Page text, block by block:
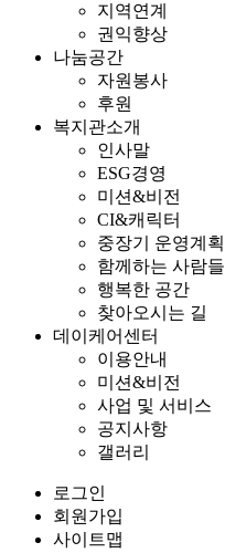
지역연계
권익향상
나눔공간
자원봉사
후원
복지관소개
인사말
ESG경영
미션&비전
CI&캐릭터
중장기 운영계획
함께하는 사람들
행복한 공간
찾아오시는 길
데이케어센터
이용안내
미션&비전
사업 및 서비스
공지사항
갤러리
로그인
회원가입
사이트맵